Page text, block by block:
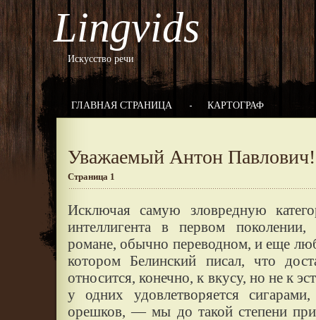
Lingvids
Искусство речи
ГЛАВНАЯ СТРАНИЦА КАРТОГРАФ
Уважаемый Антон Павлович!
Страница 1
Исключая самую зловредную
интеллигента в первом
романе, обычно переводном, и еще
котором Белинский писал, что
относится, конечно, к вкусу, но не к
у одних удовлетворяется
орешков, — мы до такой степени